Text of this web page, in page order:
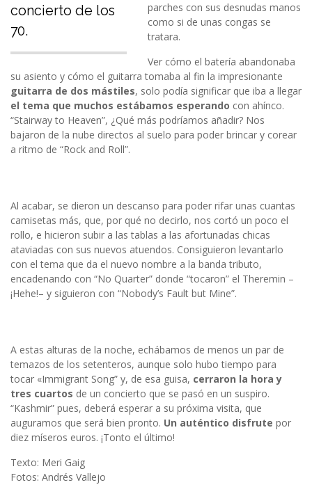
concierto de los
70.
parches con sus desnudas manos
como si de unas congas se
tratara.
Ver cómo el batería abandonaba
su asiento y cómo el guitarra tomaba al fin la impresionante
guitarra de dos mástiles, solo podía significar que iba a llegar
el tema que muchos estábamos esperando con ahínco.
“Stairway to Heaven”, ¿Qué más podríamos añadir? Nos
bajaron de la nube directos al suelo para poder brincar y corear
a ritmo de “Rock and Roll”.
Al acabar, se dieron un descanso para poder rifar unas cuantas
camisetas más, que, por qué no decirlo, nos cortó un poco el
rollo, e hicieron subir a las tablas a las afortunadas chicas
ataviadas con sus nuevos atuendos. Consiguieron levantarlo
con el tema que da el nuevo nombre a la banda tributo,
encadenando con “No Quarter” donde “tocaron” el Theremin –
¡Hehe!– y siguieron con “Nobody’s Fault but Mine”.
A estas alturas de la noche, echábamos de menos un par de
temazos de los setenteros, aunque solo hubo tiempo para
tocar «Immigrant Song” y, de esa guisa, cerraron la hora y
tres cuartos de un concierto que se pasó en un suspiro.
“Kashmir” pues, deberá esperar a su próxima visita, que
auguramos que será bien pronto. Un auténtico disfrute por
diez míseros euros. ¡Tonto el último!
Texto: Meri Gaig
Fotos: Andrés Vallejo